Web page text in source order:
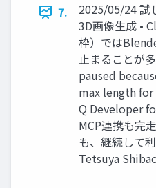
7.
2025/05/24
3D画像生成 •
枠）では
止まることが
paused
max length for
Q Developer
MCP連携も完
も、継続して
Tetsuya